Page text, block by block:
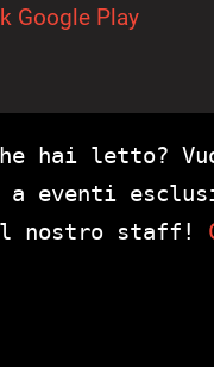
Google Play
hai letto?
a eventi
nostro staff!